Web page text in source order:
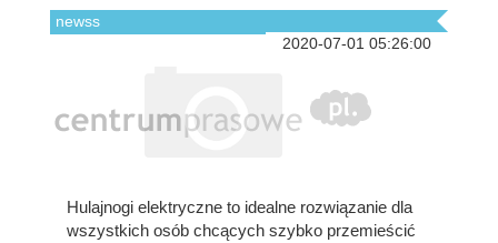
newss
2020-07-01 05:26:00
Hulajnogi elektryczne to idealne rozwiązanie dla
wszystkich osób chcących szybko przemieścić